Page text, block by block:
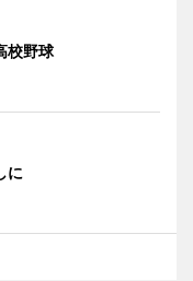
校野球
に